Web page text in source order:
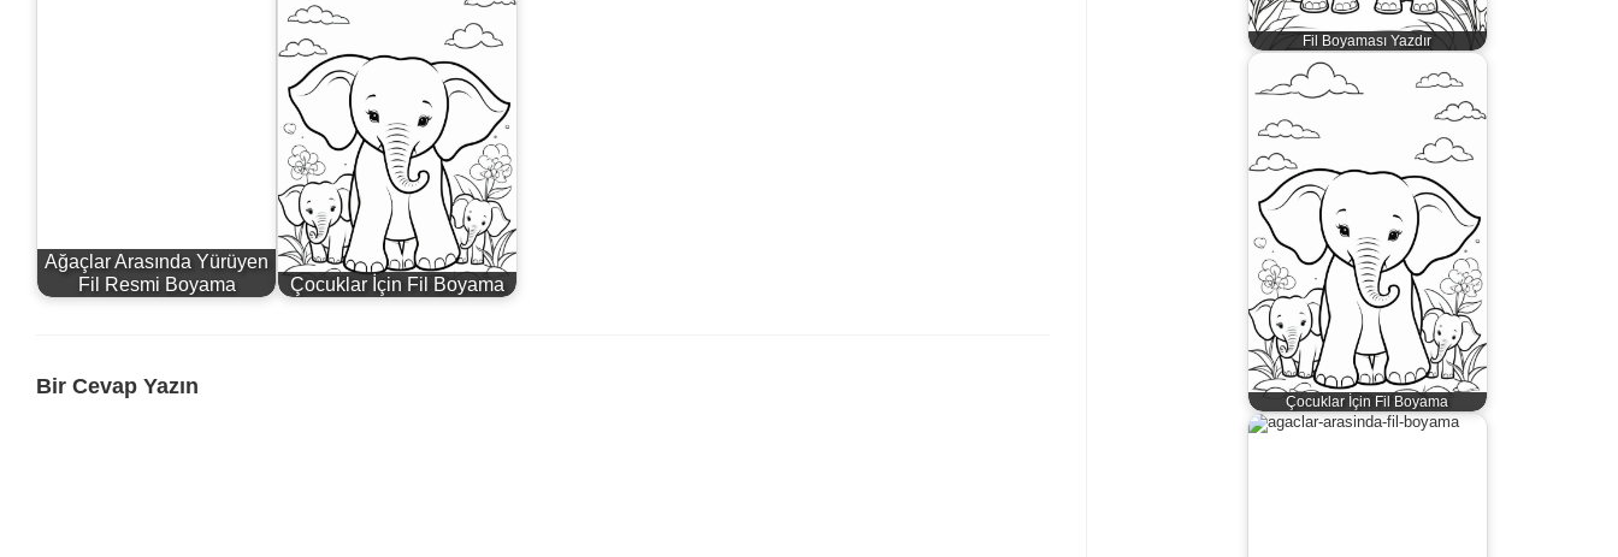
Ağaçlar Arasında Yürüyen
Fil Resmi Boyama
Çocuklar İçin Fil Boyama
Bir Cevap Yazın
Fil Boyaması Yazdır
Çocuklar İçin Fil Boyama